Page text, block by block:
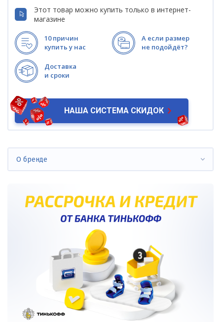
Этот товар можно купить только в интернет-
магазине
10 причин
купить у нас
А если размер
не подойдёт?
Доставка
и сроки
НАША СИСТЕМА СКИДОК
О бренде